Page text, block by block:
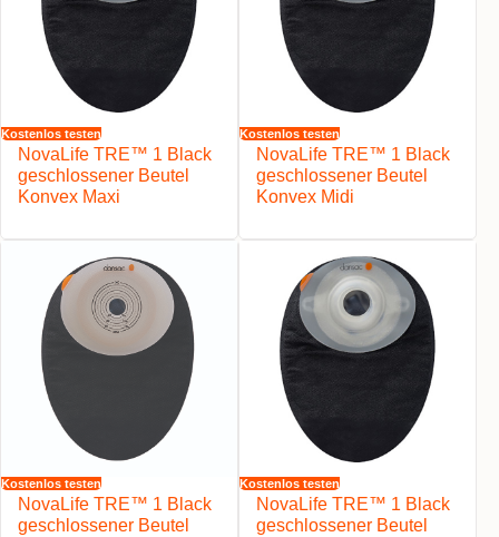
Kostenlos testen
NovaLife TRE™ 1 Black
geschlossener Beutel
Konvex Maxi
Kostenlos testen
NovaLife TRE™ 1 Black
geschlossener Beutel
Konvex Midi
Kostenlos testen
NovaLife TRE™ 1 Black
geschlossener Beutel
Kostenlos testen
NovaLife TRE™ 1 Black
geschlossener Beutel